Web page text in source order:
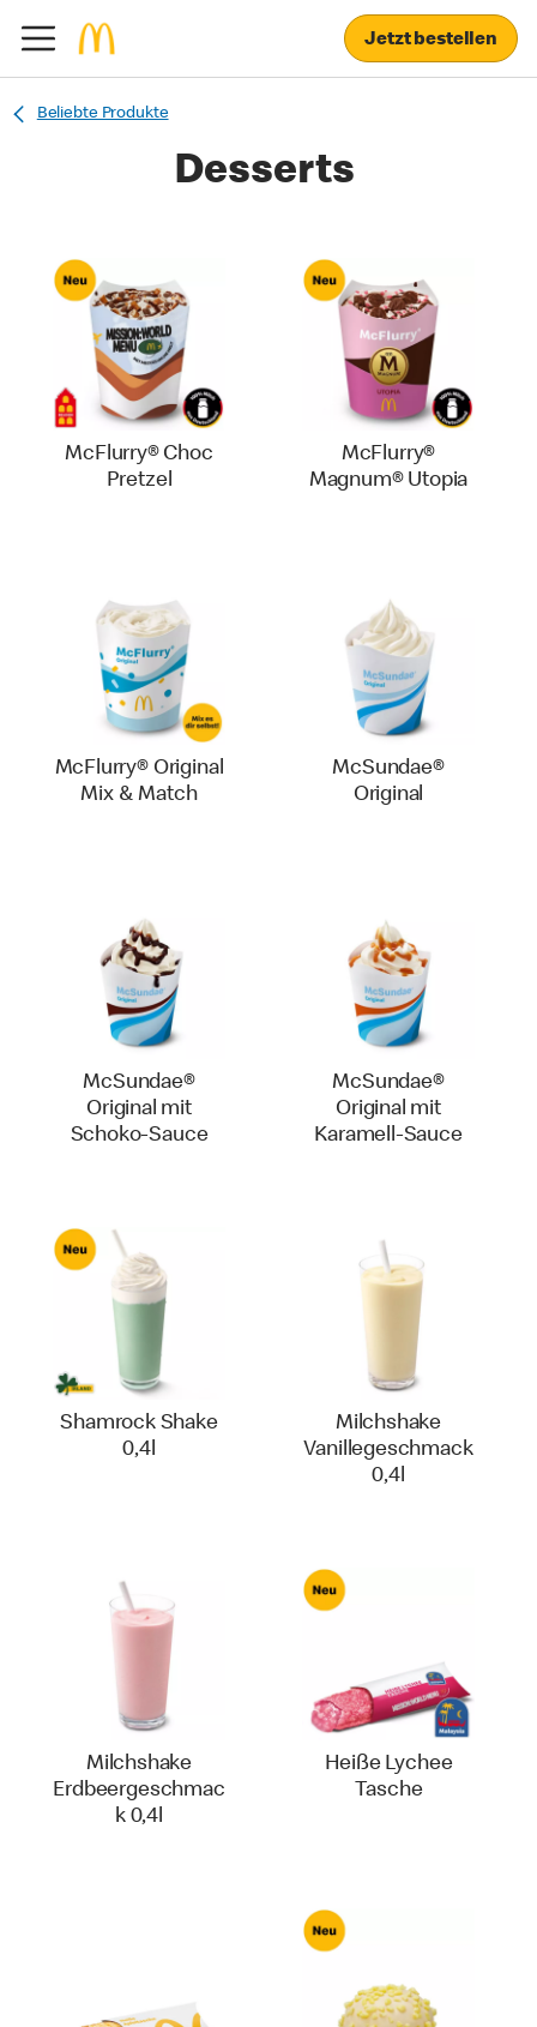
Jetzt bestellen
Beliebte Produkte
Desserts
McFlurry® Choc
Pretzel
McFlurry®
Magnum® Utopia
McFlurry® Original
Mix & Match
McSundae®
Original
McSundae®
Original mit
Schoko-Sauce
McSundae®
Original mit
Karamell-Sauce
Shamrock Shake
0,4l
Milchshake
Vanillegeschmack
0,4l
Milchshake
Erdbeergeschmac
k 0,4l
Heiße Lychee
Tasche